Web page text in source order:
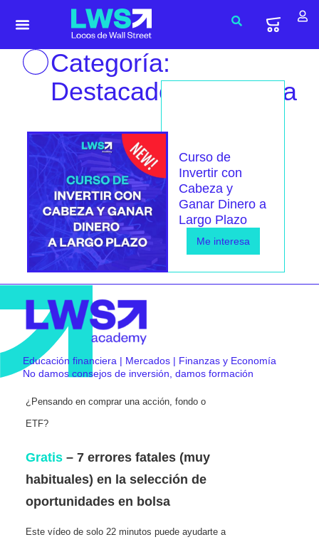
Categoría:
Destacados_alaventa
Curso de
Invertir con
Cabeza y
Ganar Dinero a
Largo Plazo
Me interesa
Educación financiera | Mercados | Finanzas y Economía
No damos consejos de inversión, damos formación
¿Pensando en comprar una acción, fondo o
ETF?
Gratis – 7 errores fatales (muy
habituales) en la selección de
oportunidades en bolsa
Este vídeo de solo 22 minutos puede ayudarte a